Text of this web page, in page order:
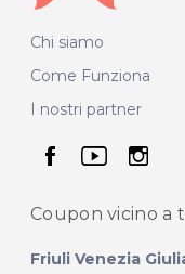
Chi siamo
Come Funziona
I nostri partner
seguici su
Coupon vicino a
Friuli Venezia